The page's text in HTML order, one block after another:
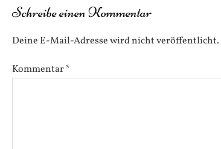
Schreibe einen Kommentar
Deine E-Mail-Adresse wird nicht veröffentlicht.
Kommentar*